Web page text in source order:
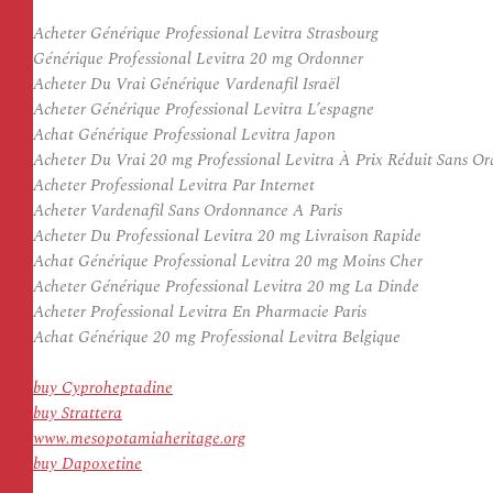
Acheter Générique Professional Levitra Strasbourg
Générique Professional Levitra 20 mg Ordonner
Acheter Du Vrai Générique Vardenafil Israël
Acheter Générique Professional Levitra L’espagne
Achat Générique Professional Levitra Japon
Acheter Du Vrai 20 mg Professional Levitra À Prix Réduit Sans
Acheter Professional Levitra Par Internet
Acheter Vardenafil Sans Ordonnance A Paris
Acheter Du Professional Levitra 20 mg Livraison Rapide
Achat Générique Professional Levitra 20 mg Moins Cher
Acheter Générique Professional Levitra 20 mg La Dinde
Acheter Professional Levitra En Pharmacie Paris
Achat Générique 20 mg Professional Levitra Belgique
buy Cyproheptadine
buy Strattera
www.mesopotamiaheritage.org
buy Dapoxetine